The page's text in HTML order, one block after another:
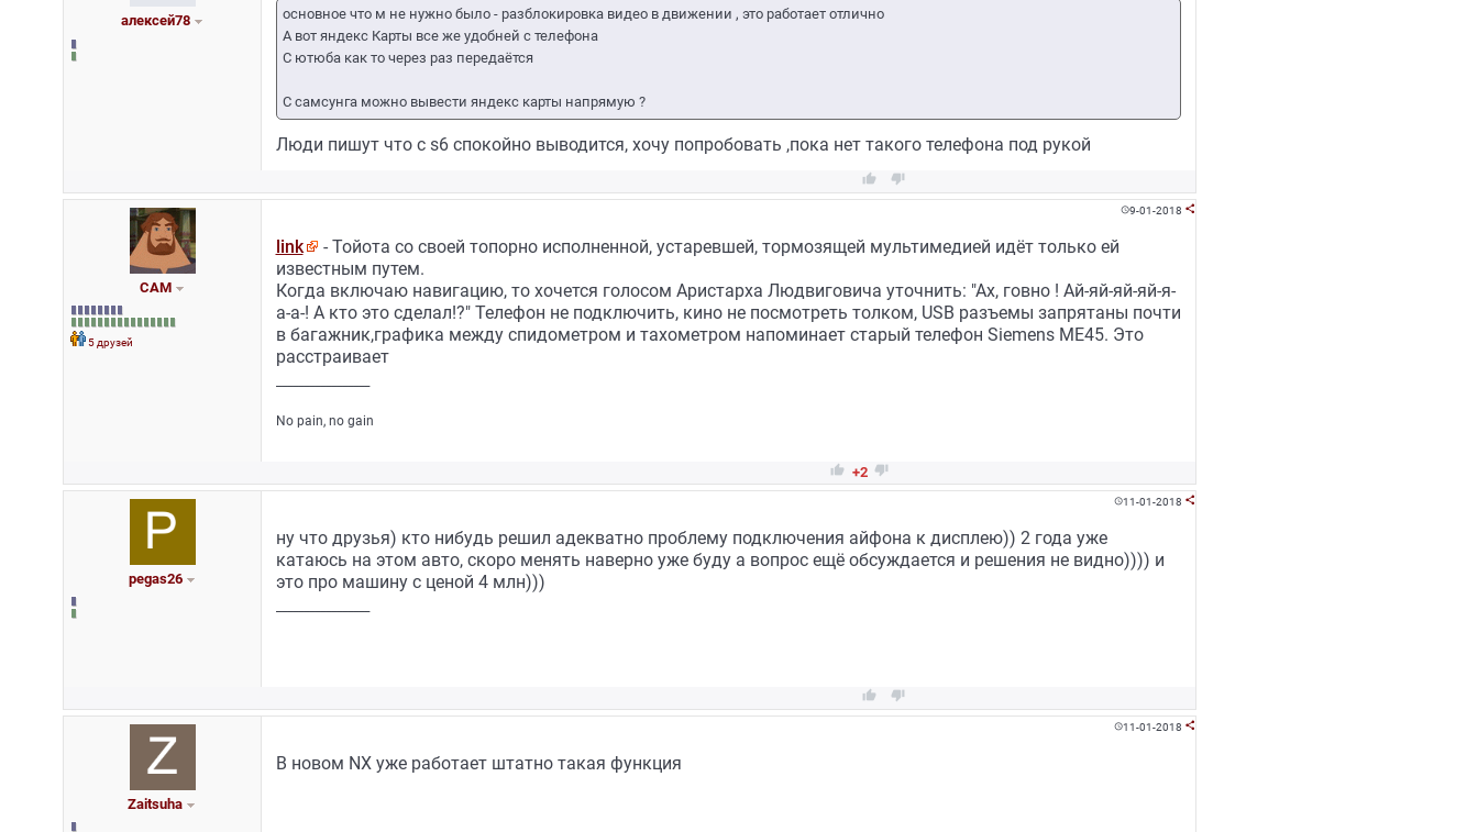
алексей78
основное что м не нужно было - разблокировка видео в движении , это работает отлично
А вот яндекс Карты все же удобней с телефона
С ютюба как то через раз передаётся
С самсунга можно вывести яндекс карты напрямую ?
Люди пишут что с s6 спокойно выводится, хочу попробовать ,пока нет такого телефона под рукой
 
САМ
5 друзей
9-01-2018 
link
- Тойота со своей топорно исполненной, устаревшей, тормозящей мультимедией идёт только ей
известным путем.
Когда включаю навигацию, то хочется голосом Аристарха Людвиговича уточнить: "Ах, говно ! Ай-яй-яй-яй-я-
а-а-! А кто это сделал!?" Телефон не подключить, кино не посмотреть толком, USB разъемы запрятаны почти
в багажник,графика между спидометром и тахометром напоминает старый телефон Siemens ME45. Это
расстраивает
No pain, no gain
 +2 
pegas26
11-01-2018 
ну что друзья) кто нибудь решил адекватно проблему подключения айфона к дисплею)) 2 года уже
катаюсь на этом авто, скоро менять наверно уже буду а вопрос ещё обсуждается и решения не видно)))) и
это про машину с ценой 4 млн)))
 
Zaitsuha
11-01-2018 
В новом NX уже работает штатно такая функция